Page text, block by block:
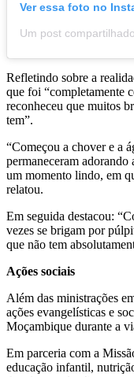
Ver essa foto no
Refletindo sobre a
que foi “completamente
reconheceu que muitos
tem”.
“Começou a chover e a
permaneceram
um momento lindo, em
relatou.
Em seguida destacou:
vezes se brigam por
que não tem
Ações sociais
Além das ministrações
ações evangelísticas e
Moçambique durante a
Em parceria com a
educação infantil,